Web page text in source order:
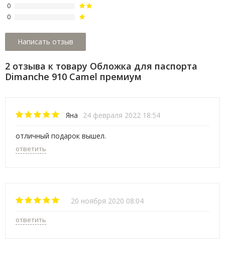
0
0
2 отзыва к товару Обложка для паспорта
Dimanche 910 Camel премиум
Яна 24 февраля 2022 18:54
отличный подарок вышел.
ответить
20 ноября 2020 08:04
ответить